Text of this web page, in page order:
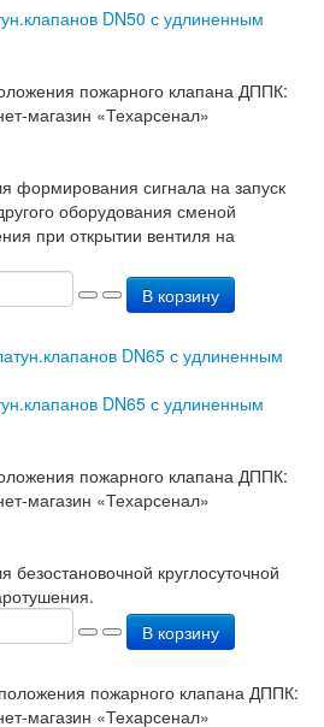
DN50 с удлиненным
формирования сигнала на запуск
оборудования сменой
при открытии вентиля на
В корзину
DN65 с удлиненным
безостановочной круглосуточной
В корзину